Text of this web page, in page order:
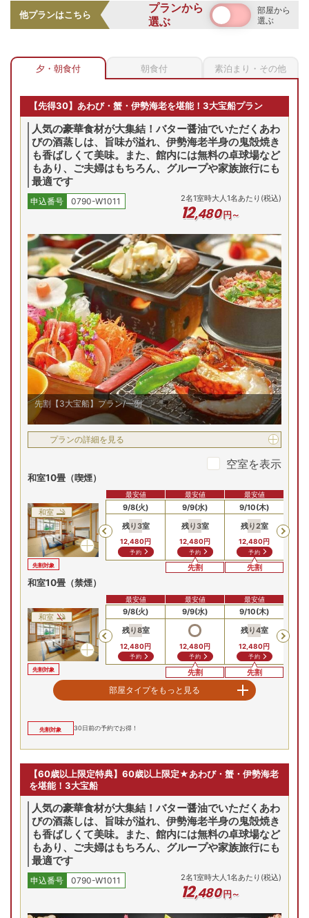
奥州三名湯に数えられる飯坂温泉の湯を、露天風呂と大浴場
川風とせせらぎが安らぎを誘う「美人の湯」です。
吾妻の峰々を遠くに望む景色の良いお部屋で、ゆったりとし
た時間を過ごせます。和室、和洋室を用意しており、様々な
シーンでお楽しみいただけます。
10畳和室/例
お部屋の詳細を見る
12,980円～
Previous
8/16(日)
残り 1室
14,180円
予約
8/17(月)
残り
1室
8/18(火)
残り2室
8/19(水)
残り1室
プランの詳細を見る
空室を表示
和洋室
川側和洋室/例
【お部屋タイプ】
お部屋の詳細を見る
川側和洋室（別館）※禁
煙
申込番号 0790-W1011 2名1室時大人1名あたり(税込)
14,080円～
Previous
8/16(日)
15,280 円
8/17(月)
予約
8/18(火)
予約
8/19(水)
残り3室
予約
プランの詳細を見る
空室を表示
二間和室/例
【お部屋タイプ】
お部屋の詳細を見る
2間和室（本館）禁煙
申込番号 0790-W1011 2 名 1室時大人1名あたり(税込)
14,080
Previous
8/16(日)
残り1室
15,280円
予約
8/17(月)
残り2室
8/18(火)
残り3室
円
8/19(水)
15,280円
プランの詳細を見る
空室を表示
【お部屋タイプ】
他プランはこちら
プランから
選ぶ
部屋から
選ぶ
夕・朝食付 朝食付 素泊まり・その他
【先得30】あわび・蟹・伊勢海老を堪能！3大宝船プラン
人気の豪華食材が大集結！バター醤油でいただくあわ
びの酒蒸しは、旨味が溢れ、伊勢海老半身の鬼殻焼き
も香ばしくて美味。また、館内には無料の卓球場など
もあり、ご夫婦はもちろん、グループや家族旅行にも
最適です
申込番号 0790-W1011 2名1室時大人1名あたり(税込)
12,480円～
先割【3大宝船】プラン/一例
プランの詳細を見る
空室を表示
和室10畳（喫煙）
和室
先割対象
Previous
9/6(日) 9/7(月)
9/8(火)
残り3室
12,480円
予約
最安値
9/9(水)
残り3室
12,480円
予約
先割
最安値
9/10(木)
残り2室
12,480円
予約
先割
最安値
和室10畳（禁煙）
和室
先割対象
Previous
9/6(日) 9/7(月)
9/8(火)
残り8室
12,480円
予約
最安値
9/9(水)
12,480円
予約
先割
最安値
9/10(木)
残り4室
12,480円
予約
先割
最安値
2間和室（本館）禁煙
和室
先割対象
13,580円 13,580円
先割
13,580円
先割
川側和洋室（別館）※禁煙
和洋室
先割対象
Previous
9/7(月)
9/8(火)
残り2室
13,580
最安値
9/9(水)
残り2室
先割
最安値
9/10(木)
残り2室
先割
最安値
最安値 最安値 最安値
部屋タイプをもっと見る
先割対象 30日前の予約でお得！
【60歳以上限定特典】60歳以上限定★あわび・蟹・伊勢海老
を堪能！3大宝船
人気の豪華食材が大集結！バター醤油でいただくあわ
びの酒蒸しは、旨味が溢れ、伊勢海老半身の鬼殻焼き
も香ばしくて美味。また、館内には無料の卓球場など
もあり、ご夫婦はもちろん、グループや家族旅行にも
最適です
申込番号 0790-W1011 2名1室時大人1名あたり(税込)
12,480円～